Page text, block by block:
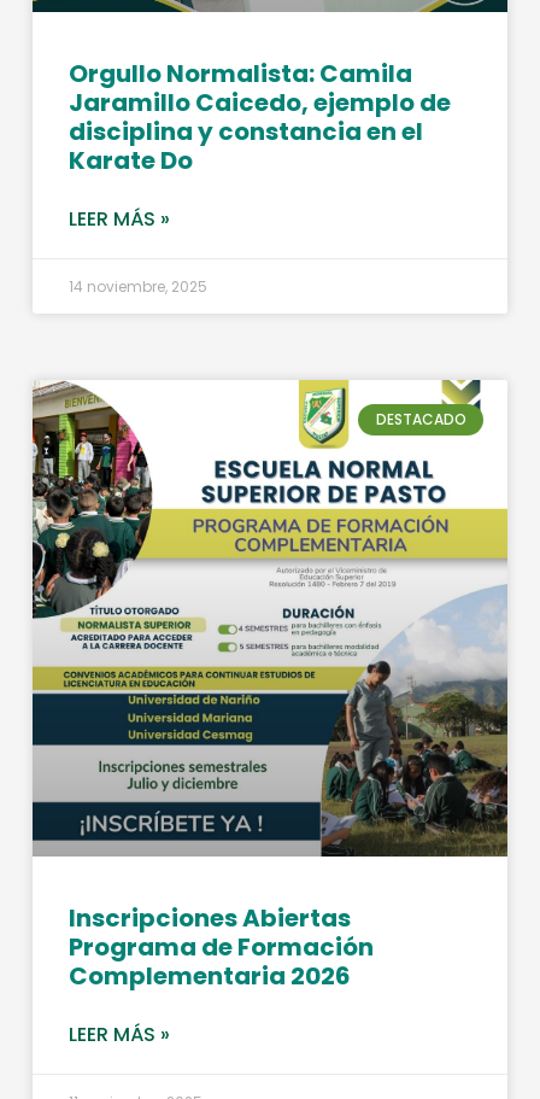
Orgullo Normalista: Camila
Jaramillo Caicedo, ejemplo de
disciplina y constancia en el
Karate Do
LEER MÁS »
14 noviembre, 2025
DESTACADO
Inscripciones Abiertas
Programa de Formación
Complementaria 2026
LEER MÁS »